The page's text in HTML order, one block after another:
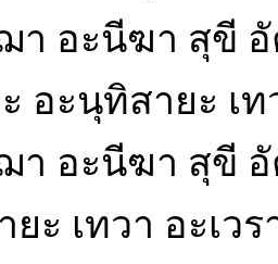
อะนีฆา สุขี อั
อะนุทิสายะ เท
อะนีฆา สุขี อั
ยะ เทวา อะเ